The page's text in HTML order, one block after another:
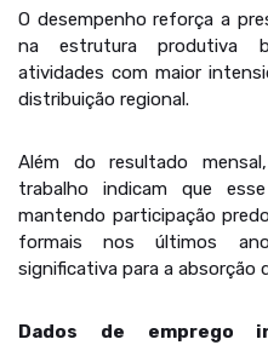
O desempenho reforça a
na estrutura produtiva
atividades com maior
distribuição regional.
Além do resultado
trabalho indicam que
mantendo participação
formais nos últimos
significativa para a absorção
Dados de emprego